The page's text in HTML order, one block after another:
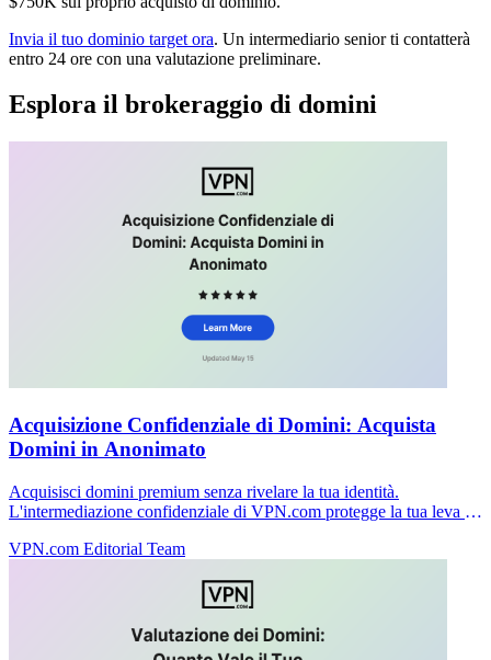
Invia il tuo dominio target ora. Un intermediario senior ti contatterà
entro 24 ore con una valutazione preliminare.
Esplora il brokeraggio di domini
Acquisizione Confidenziale di Domini: Acquista
Domini in Anonimato
Acquisisci domini premium senza rivelare la tua identità.
L'intermediazione confidenziale di VPN.com protegge la tua leva e
VPN.com Editorial Team